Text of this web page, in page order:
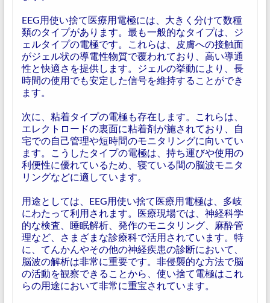
EEG用使い捨て医療用電極には、大きく分けて数種
類のタイプがあります。最も一般的なタイプは、ジ
ェルタイプの電極です。これらは、皮膚への接触面
がジェル状の導電性物質で覆われており、高い導通
性と快適さを提供します。ジェルの挙動により、長
時間の使用でも安定した信号を維持することができ
ます。
次に、粘着タイプの電極も存在します。これらは、
エレクトロードの裏面に粘着剤が施されており、自
宅での自己管理や短時間のモニタリングに向いてい
ます。こうしたタイプの電極は、持ち運びや使用の
利便性に優れているため、寝ている間の脳波モニタ
リングなどに適しています。
用途としては、EEG用使い捨て医療用電極は、多岐
にわたって利用されます。医療現場では、神経科学
的な検査、睡眠解析、発作のモニタリング、麻酔管
理など、さまざまな診療科で活用されています。特
に、てんかんやその他の神経疾患の診断において、
脳波の解析は非常に重要です。非侵襲的な方法で脳
の活動を観察できることから、使い捨て電極はこれ
らの用途において非常に重宝されています。